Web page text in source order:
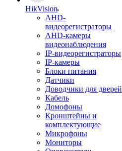
HikVision
AHD-
видеорегистраторы
AHD-камеры
видеонаблюдения
IP-видеорегистраторы
IP-камеры
Блоки питания
Датчики
Доводчики для дверей
Кабель
Домофоны
Кронштейны и
комплектующие
Микрофоны
Мониторы